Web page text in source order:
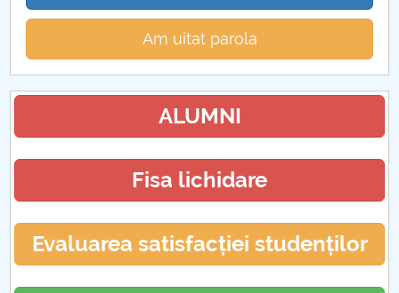
Am uitat parola
ALUMNI
Fisa lichidare
Evaluarea satisfacției studenților